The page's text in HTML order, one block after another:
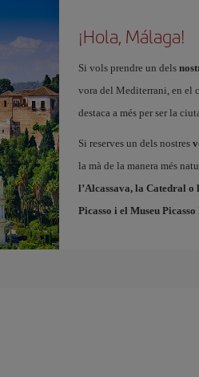
¡Hola, Málaga!
Si vols prendre un dels
vora del Mediterrani, en el
destaca a més per ser la
Si reserves un dels nostres
la mà de la manera més
l’Alcassava, la Catedral o
Picasso i el Museu